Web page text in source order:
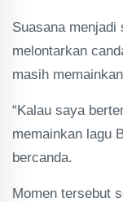
Suasana
melontarkan
masih
“Kalau saya
memainkan lagu
bercanda.
Momen tersebut